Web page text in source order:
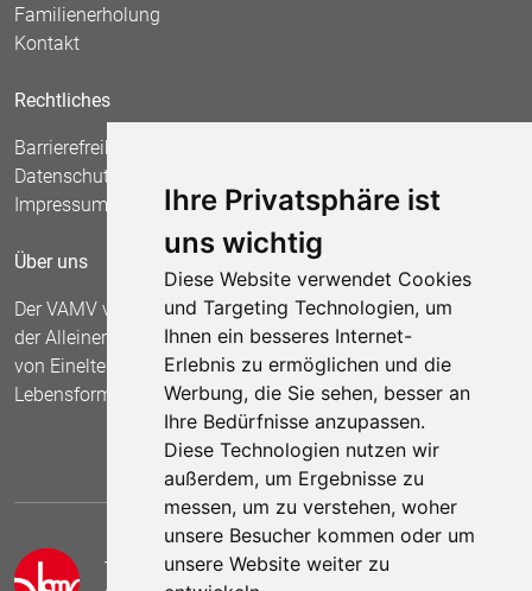
Ihre Privatsphäre ist
uns wichtig
Diese Website verwendet Cookies
und Targeting Technologien, um
Ihnen ein besseres Internet-
Erlebnis zu ermöglichen und die
Werbung, die Sie sehen, besser an
Ihre Bedürfnisse anzupassen.
Diese Technologien nutzen wir
außerdem, um Ergebnisse zu
messen, um zu verstehen, woher
unsere Besucher kommen oder um
unsere Website weiter zu
Familienerholung
Kontakt
Rechtliches
Barrierefreiheit
Datenschutz
Impressum
Über uns
Der VAMV vertritt seit 1967 die Interessen
der Alleinerziehenden und fordert die Anerkennung
von Einelternfamilien als gleichberechtigte
Lebensform.
Telefon:05 41 /2 55 84